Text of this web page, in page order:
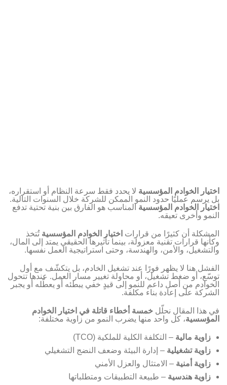
اختيار الخوادم المؤسسية لا يحدد فقط سرعة النظام أو استقراره،
بل يرسم عمليًا حدود النمو الممكن للشركة خلال السنوات التالية.
اختيار الخوادم المؤسسية المناسب هو الفارق بين بنية تحتية تدفع
النمو وأخرى تعيقه.
المشكلة أن كثيرًا من قرارات اختيار الخوادم المؤسسية تُتخذ
وكأنها قرارات تقنية معزولة، بينما تأثيرها الحقيقي يمتد إلى المال،
والتشغيل، والأمن، والهندسة، وحتى استراتيجية العمل نفسها.
الفشل هنا لا يظهر فورًا عند تشغيل الخادم، بل يتكشّف مع أول
توسّع، أو ضغط تشغيل، أو محاولة تغيير مسار العمل. عندها تتحول
الخوادم من أصل داعم للنمو إلى قيدٍ خفي يبطئه أو يعطّله أو يجبر
الشركة على إعادة بناء مكلفة.
في هذا المقال نحلّل خمسة أخطاء قاتلة في اختيار الخوادم
المؤسسية، كل واحد منها يضرب النمو من زاوية مختلفة:
زاوية مالية – التكلفة الكلية للملكية (TCO)
زاوية تشغيلية – إدارة البيئة وضعف النضج التشغيلي
زاوية أمنية – الامتثال والعزل الأمني
زاوية هندسية – طبيعة التطبيقات ومتطلباتها